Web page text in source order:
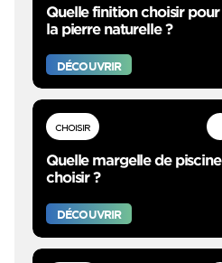
Quelle finition choisir pour
la pierre naturelle ?
DÉCOUVRIR
CHOISIR
Quelle margelle de piscine
choisir ?
DÉCOUVRIR